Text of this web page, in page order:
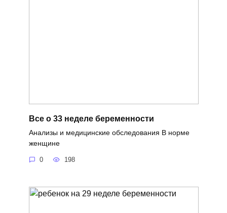
Все о 33 неделе беременности
Анализы и медицинские обследования В норме
женщине
0 198